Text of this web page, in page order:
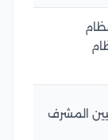
المشرف